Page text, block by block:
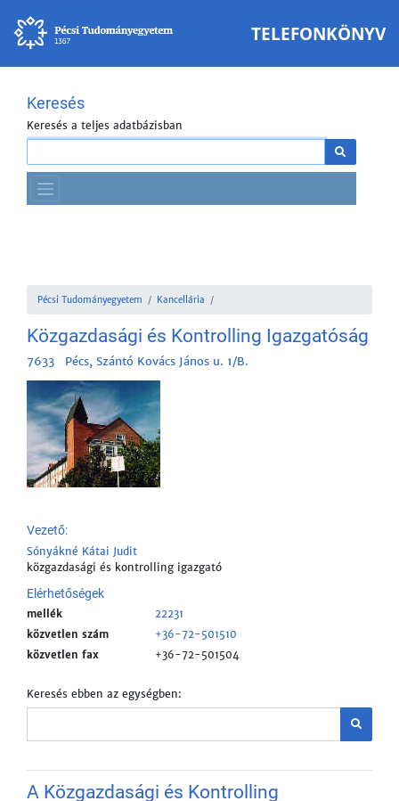
TELEFONKÖNYV
Keresés
Keresés a teljes adatbázisban
Pécsi Tudományegyetem Kancellária
Közgazdasági és Kontrolling Igazgatóság
7633 Pécs, Szántó Kovács János u. 1/B.
Vezető:
Sónyákné Kátai Judit
közgazdasági és kontrolling igazgató
Elérhetőségek
mellék
22231
közvetlen szám
+36-72-501510
közvetlen fax
+36-72-501504
Keresés ebben az egységben:
A Közgazdasági és Kontrolling